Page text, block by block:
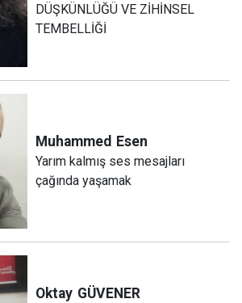
DÜŞKÜNLÜĞÜ VE ZİHİNSEL
TEMBELLİĞİ
Muhammed Esen
Yarım kalmış ses mesajları
çağında yaşamak
Oktay GÜVENER